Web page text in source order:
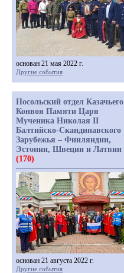
основан 21 мая 2022 г.
Другие события
Посольский отдел Казачьего
Конвоя Памяти Царя
Мученика Николая II
Балтийско-Скандинавского
Зарубежья – Финляндии,
Эстонии, Швеции и Латвии
(170)
основан 21 августа 2022 г.
Другие события